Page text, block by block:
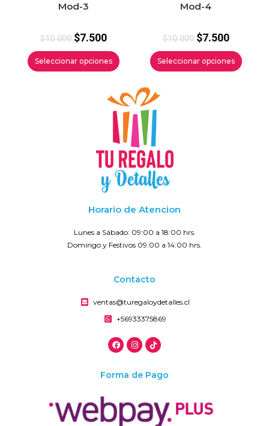
Mod-3
$10.000 $7.500
Seleccionar opciones
Mod-4
$10.000 $7.500
Seleccionar opciones
Horario de Atencion
Lunes a Sábado: 09:00 a 18:00 hrs.
Domingo y Festivos 09:00 a 14:00 hrs.
Contacto
ventas@turegaloydetalles.cl
+56933375869
Forma de Pago